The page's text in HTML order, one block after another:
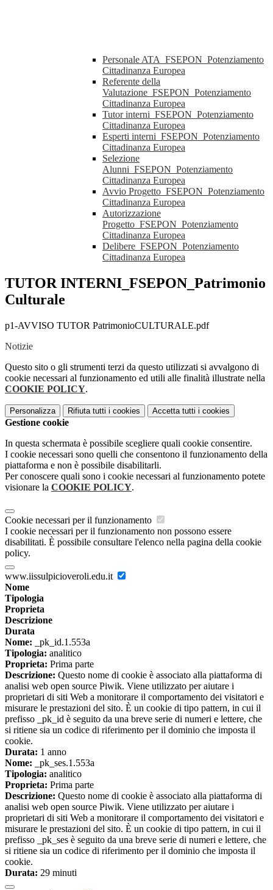
Personale ATA_FSEPON_Potenziamento
Cittadinanza Europea
Referente della
Valutazione_FSEPON_Potenziamento
Cittadinanza Europea
Tutor interni_FSEPON_Potenziamento
Cittadinanza Europea
Esperti interni_FSEPON_Potenziamento
Cittadinanza Europea
Selezione
Alunni_FSEPON_Potenziamento
Cittadinanza Europea
Avvio Progetto_FSEPON_Potenziamento
Cittadinanza Europea
Autorizzazione
Progetto_FSEPON_Potenziamento
Cittadinanza Europea
Delibere_FSEPON_Potenziamento
Cittadinanza Europea
TUTOR INTERNI_FSEPON_Patrimonio
Culturale
p1-AVVISO TUTOR PatrimonioCULTURALE.pdf
Notizie
Questo sito o gli strumenti terzi da questo utilizzati si avvalgono di
cookie necessari al funzionamento ed utili alle finalità illustrate nella
COOKIE POLICY.
Personalizza Rifiuta tutti i cookies Accetta tutti i cookies
Gestione cookie
In questa schermata è possibile scegliere quali cookie consentire.
I cookie necessari sono quelli che consentono il funzionamento della
piattaforma e non è possibile disabilitarli.
Per conoscere quali sono i cookie necessari al funzionamento potete
visionare la COOKIE POLICY.
Cookie necessari per il funzionamento
I cookie necessari per il funzionamento non possono essere
disabilitati. È possibile consultare l'elenco nella pagina della cookie
policy.
www.iissulpicioveroli.edu.it
Nome
Tipologia
Proprieta
Descrizione
Durata
Nome: _pk_id.1.553a
Tipologia: analitico
Proprieta: Prima parte
Descrizione: Questo nome di cookie è associato alla piattaforma di
analisi web open source Piwik. Viene utilizzato per aiutare i
proprietari di siti Web a monitorare il comportamento dei visitatori e
misurare le prestazioni del sito. È un cookie di tipo pattern, in cui il
prefisso _pk_id è seguito da una breve serie di numeri e lettere, che
si ritiene sia un codice di riferimento per il dominio che imposta il
cookie.
Durata: 1 anno
Nome: _pk_ses.1.553a
Tipologia: analitico
Proprieta: Prima parte
Descrizione: Questo nome di cookie è associato alla piattaforma di
analisi web open source Piwik. Viene utilizzato per aiutare i
proprietari di siti Web a monitorare il comportamento dei visitatori e
misurare le prestazioni del sito. È un cookie di tipo pattern, in cui il
prefisso _pk_ses è seguito da una breve serie di numeri e lettere, che
si ritiene sia un codice di riferimento per il dominio che imposta il
cookie.
Durata: 29 minuti